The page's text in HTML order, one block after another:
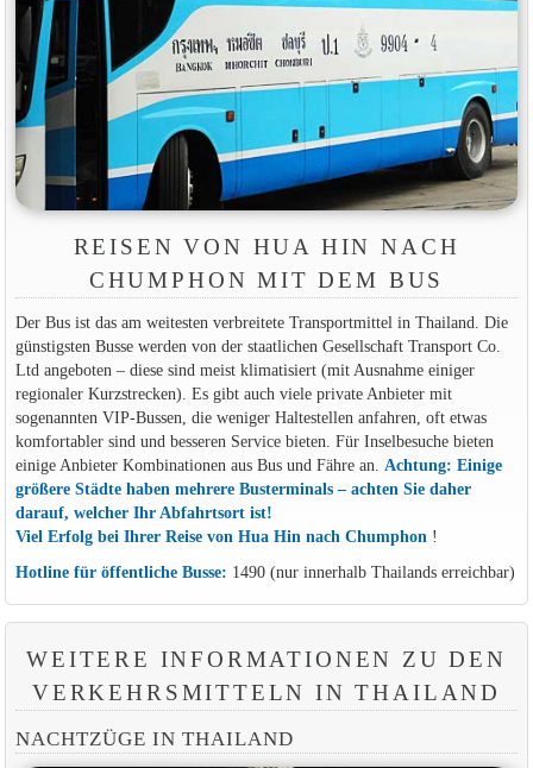
REISEN VON HUA HIN NACH
CHUMPHON MIT DEM BUS
Der Bus ist das am weitesten verbreitete Transportmittel in Thailand. Die
günstigsten Busse werden von der staatlichen Gesellschaft Transport Co.
Ltd angeboten – diese sind meist klimatisiert (mit Ausnahme einiger
regionaler Kurzstrecken). Es gibt auch viele private Anbieter mit
sogenannten VIP-Bussen, die weniger Haltestellen anfahren, oft etwas
komfortabler sind und besseren Service bieten. Für Inselbesuche bieten
einige Anbieter Kombinationen aus Bus und Fähre an. Achtung: Einige
größere Städte haben mehrere Busterminals – achten Sie daher
darauf, welcher Ihr Abfahrtsort ist!
Viel Erfolg bei Ihrer Reise von Hua Hin nach Chumphon !
Hotline für öffentliche Busse: 1490 (nur innerhalb Thailands erreichbar)
WEITERE INFORMATIONEN ZU DEN
VERKEHRSMITTELN IN THAILAND
NACHTZÜGE IN THAILAND